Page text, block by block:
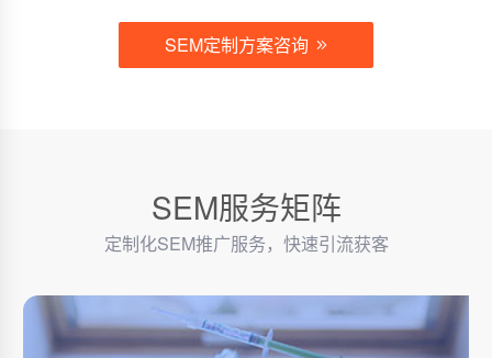
SEM定制方案咨询
SEM服务矩阵
定制化SEM推广服务，快速引流获客